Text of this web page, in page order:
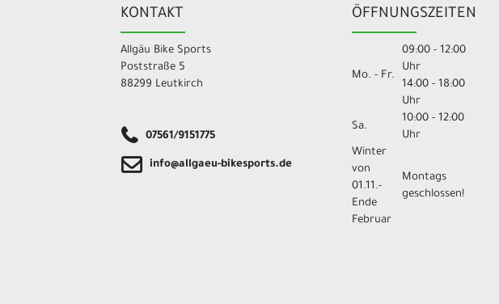
KONTAKT
Allgäu Bike Sports
Poststraße 5
88299 Leutkirch
07561/9151775
info@allgaeu-bikesports.de
ÖFFNUNGSZEITEN
Mo. - Fr.
09:00 - 12:00
Uhr
14:00 - 18:00
Uhr
Sa.
10:00 - 12:00
Uhr
Winter
von
01.11.-
Ende
Februar
Montags
geschlossen!